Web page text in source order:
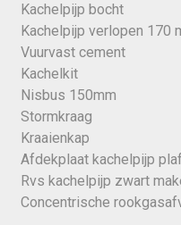
Kachelpijp bocht
Kachelpijp verlopen 170
Vuurvast cement
Kachelkit
Nisbus 150mm
Stormkraag
Kraaienkap
Afdekplaat kachelpijp
Rvs kachelpijp zwart
Concentrische